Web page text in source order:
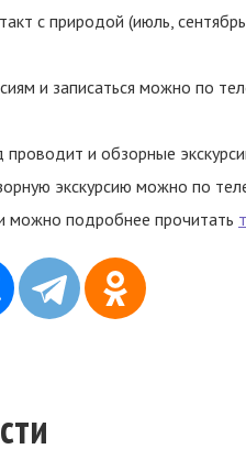
с природой (июль,
и записаться можно по
и обзорные
экскурсию можно по
можно подробнее прочитать